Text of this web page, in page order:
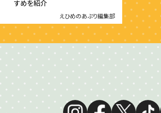
すめを紹介
えひめのあぷり編集部